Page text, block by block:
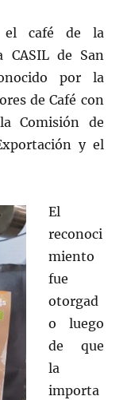
el café de la
CASIL de San
por la
de Café con
Comisión de
y el
El
reconoci
miento
fue
otorgad
o luego
de que
la
importa